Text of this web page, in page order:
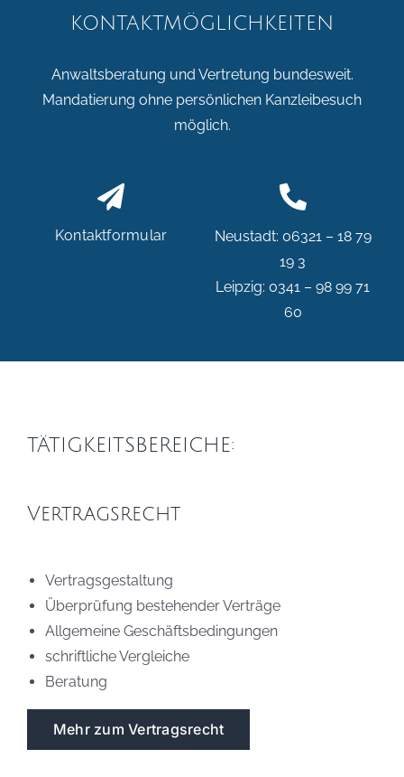
KONTAKTMÖGLICHKEITEN
Anwaltsberatung und Vertretung bundesweit.
Mandatierung ohne persönlichen Kanzleibesuch
möglich.
Kontaktformular
Neustadt: 06321 – 18 79
19 3
Leipzig: 0341 – 98 99 71
60
TÄTIGKEITSBEREICHE:
Vertragsrecht
Vertragsgestaltung
Überprüfung bestehender Verträge
Allgemeine Geschäftsbedingungen
schriftliche Vergleiche
Beratung
Mehr zum Vertragsrecht